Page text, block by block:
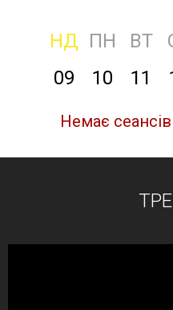
НД ПН ВТ
09
10 11
Немає